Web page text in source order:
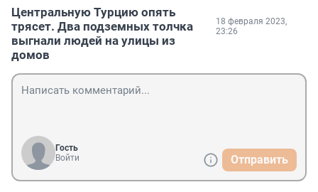
Центральную Турцию опять
трясет. Два подземных толчка
выгнали людей на улицы из
домов
18 февраля 2023,
23:26
Гость
Войти
Отправить